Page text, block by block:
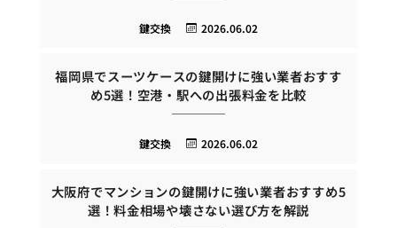
2026.06.02
鍵交換
福岡県でスーツケースの鍵開けに強い業者おすす
め5選！空港・駅への出張料金を比較
2026.06.02
鍵交換
大阪府でマンションの鍵開けに強い業者おすすめ5
選！料金相場や壊さない選び方を解説